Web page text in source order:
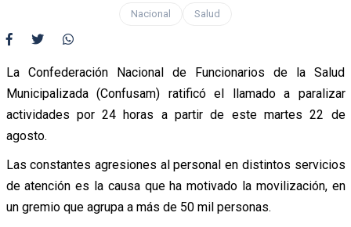
Nacional Salud
La Confederación Nacional de Funcionarios de la Salud
Municipalizada (Confusam) ratificó el llamado a paralizar
actividades por 24 horas a partir de este martes 22 de
agosto.
Las constantes agresiones al personal en distintos servicios
de atención es la causa que ha motivado la movilización, en
un gremio que agrupa a más de 50 mil personas.